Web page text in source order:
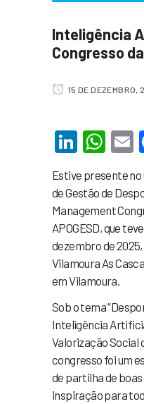
Inteligência
Congresso
15 DE DEZEMBRO,
Estive presente
de Gestão de
Management
APOGESD, que
dezembro de
Vilamoura As
em Vilamoura.
Sob o tema
Inteligência
Valorização Social
congresso foi um
de partilha de
inspiração para